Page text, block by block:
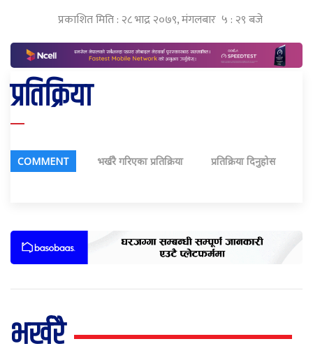
प्रकाशित मिति : २८ भाद्र २०७९, मंगलबार ५ : २९ बजे
प्रतिक्रिया
COMMENT भर्खरै गरिएका प्रतिक्रिया प्रतिक्रिया दिनुहोस
भर्खरै